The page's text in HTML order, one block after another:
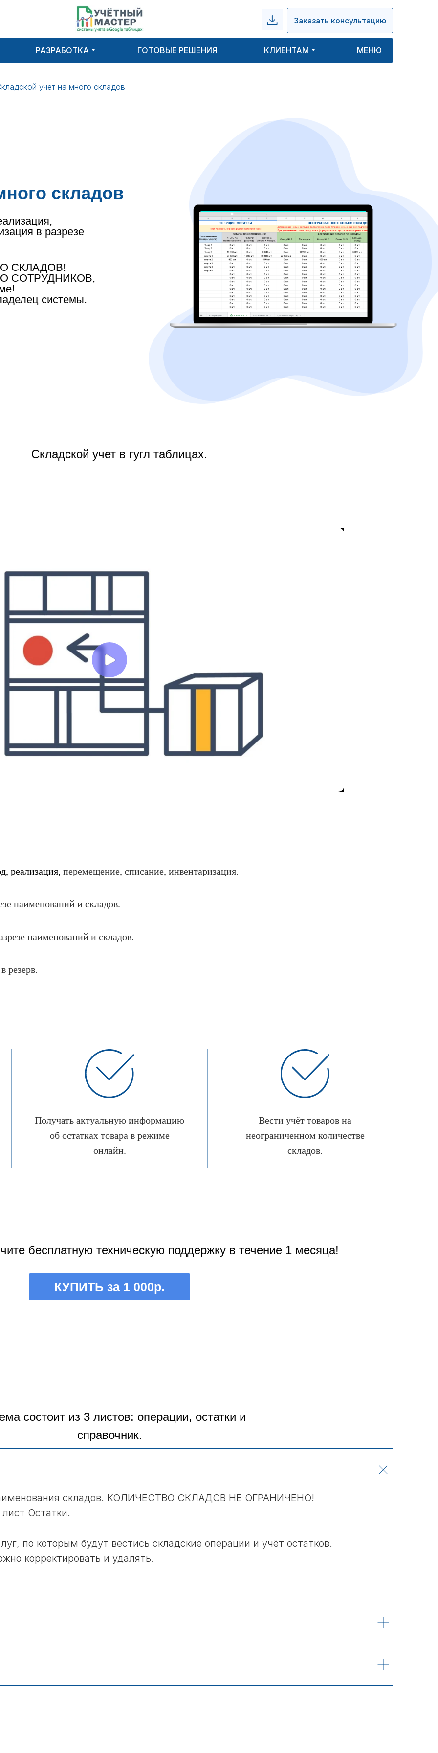
Заказать консультацию
МЕНЮ
КЛИЕНТАМ
ГОТОВЫЕ РЕШЕНИЯ
РАЗРАБОТКА
учёт на много складов
складов
СКЛАДОВ!
СОТРУДНИКОВ,
системы.
в разрезе
Складской учет в гугл таблицах.
реализация, перемещение, списание, инвентаризация.
наименований и складов.
наименований и складов.
резерв.
Получать актуальную информацию
об остатках товара в режиме
онлайн.
Вести учёт товаров на
неограниченном количестве
складов.
бесплатную техническую поддержку в течение 1 месяца!
КУПИТЬ за 1 000р.
состоит из 3 листов: операции, остатки и
справочник.
складов. КОЛИЧЕСТВО СКЛАДОВ НЕ ОГРАНИЧЕНО!
Остатки.
по которым будут вестись складские операции и учёт остатков.
корректировать и удалять.